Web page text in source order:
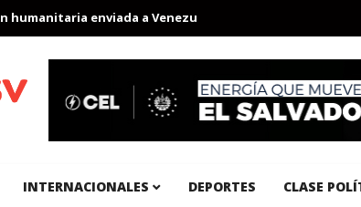
enviada a Venezuela Aeropuerto
INTERNACIONALES DEPORTES CLASE